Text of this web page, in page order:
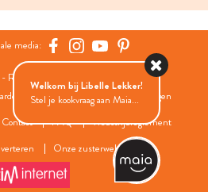
media:
Media Group
Cookies
Cookies instellingen
Contact FAQ
Wedstrijdreglement
Onze zusterwebsites
Welkom bij Libelle Lekker!
Stel je kookvraag aan Maia...